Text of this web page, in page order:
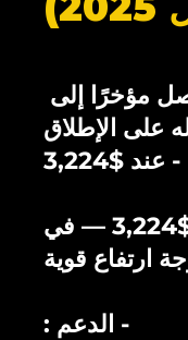
على الإطلاق
عند $3,224 -
السعر الحالي: حوالي $3,224 — في
: الدعم -